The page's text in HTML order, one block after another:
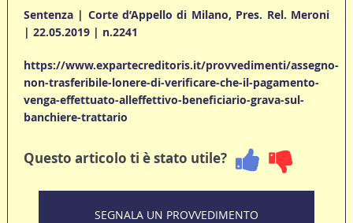
Sentenza | Corte d’Appello di Milano, Pres. Rel. Meroni
| 22.05.2019 | n.2241
https://www.expartecreditoris.it/provvedimenti/assegno-
non-trasferibile-lonere-di-verificare-che-il-pagamento-
venga-effettuato-alleffettivo-beneficiario-grava-sul-
banchiere-trattario
Questo articolo ti è stato utile?
SEGNALA UN PROVVEDIMENTO